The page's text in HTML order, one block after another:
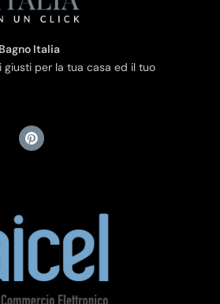
Italia
giusti per la tua casa ed il tuo